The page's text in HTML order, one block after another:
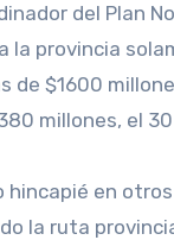
del Plan
la provincia
de $1600
millones, el
hincapié en
la ruta